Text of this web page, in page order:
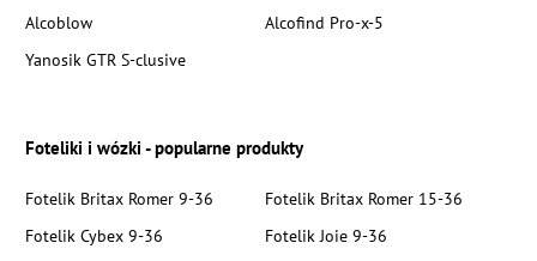
Alcoblow
Alcofind Pro-x-5
Yanosik GTR S-clusive
Foteliki i wózki - popularne produkty
Fotelik Britax Romer 9-36
Fotelik Britax Romer 15-36
Fotelik Cybex 9-36
Fotelik Joie 9-36